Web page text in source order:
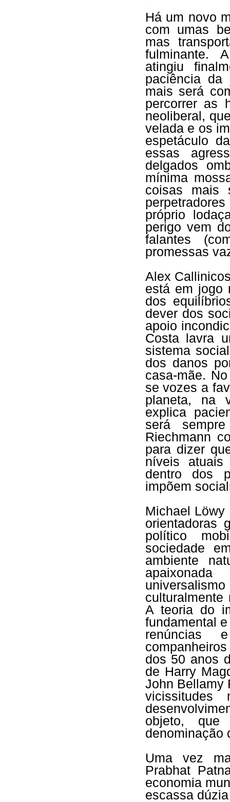
Há um novo
com umas
mas
fulminante.
atingiu
paciência da
mais será
percorrer as
neoliberal,
velada e os
espetáculo
essas
delgados
mínima
coisas mais
próprio
perigo vem
falantes
promessas
Alex
está em jogo
dos
dever dos
apoio
Costa lavra
sistema
dos danos
casa-mãe.
se vozes a
planeta, na
explica
será
Riechmann
para dizer
níveis
dentro dos
impõem
Michael
orientadoras
político
sociedade
ambiente
culturalmente
A teoria do
fundamental
renúncias
dos 50 anos
de Harry
John Bellamy
objeto,
denominação
Uma vez
Prabhat
economia
escassa